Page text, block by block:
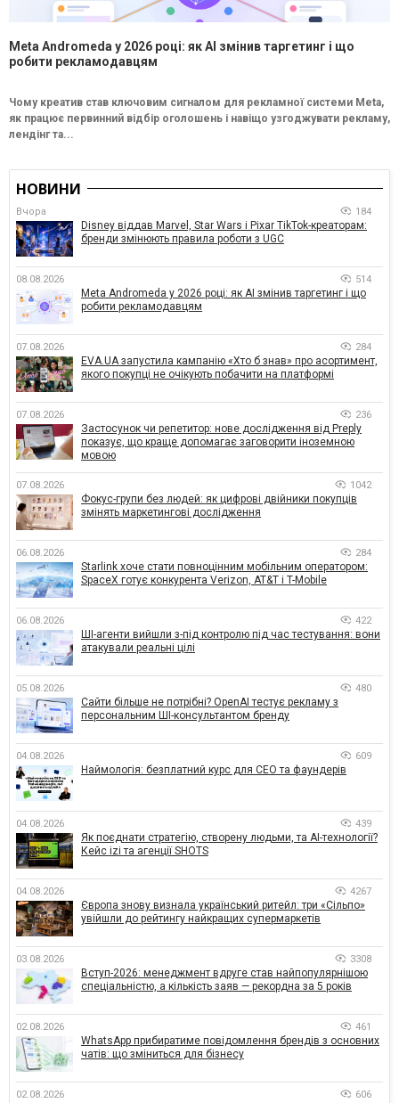
Meta Andromeda у 2026 році: як AI змінив таргетинг і що
робити рекламодавцям
Чому креатив став ключовим сигналом для рекламної системи Meta,
як працює первинний відбір оголошень і навіщо узгоджувати рекламу,
лендінг та...
НОВИНИ
Вчора 184
Disney віддав Marvel, Star Wars і Pixar TikTok-креаторам:
бренди змінюють правила роботи з UGC
08.08.2026 514
Meta Andromeda у 2026 році: як AI змінив таргетинг і що
робити рекламодавцям
07.08.2026 284
EVA.UA запустила кампанію «Хто б знав» про асортимент,
якого покупці не очікують побачити на платформі
07.08.2026 236
Застосунок чи репетитор: нове дослідження від Preply
показує, що краще допомагає заговорити іноземною
мовою
07.08.2026 1042
Фокус-групи без людей: як цифрові двійники покупців
змінять маркетингові дослідження
06.08.2026 284
Starlink хоче стати повноцінним мобільним оператором:
SpaceX готує конкурента Verizon, AT&T і T-Mobile
06.08.2026 422
ШІ-агенти вийшли з-під контролю під час тестування: вони
атакували реальні цілі
05.08.2026 480
Сайти більше не потрібні? OpenAI тестує рекламу з
персональним ШІ-консультантом бренду
04.08.2026 609
Наймологія: безплатний курс для CEO та фаундерів
04.08.2026 439
Як поєднати стратегію, створену людьми, та AI-технології?
Кейс izi та агенції SHOTS
04.08.2026 4267
Європа знову визнала український ритейл: три «Сільпо»
увійшли до рейтингу найкращих супермаркетів
03.08.2026 3308
Вступ-2026: менеджмент вдруге став найпопулярнішою
спеціальністю, а кількість заяв — рекордна за 5 років
02.08.2026 461
WhatsApp прибиратиме повідомлення брендів з основних
чатів: що зміниться для бізнесу
02.08.2026 606